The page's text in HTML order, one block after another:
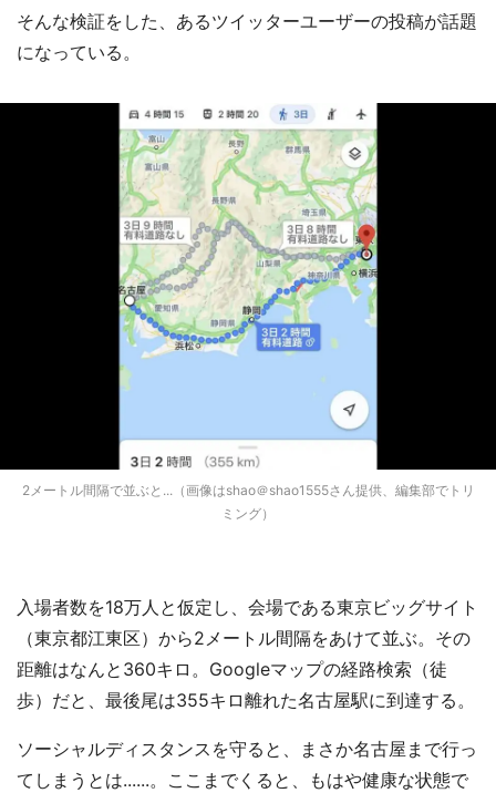
そんな検証をした、あるツイッターユーザーの投稿が話題
になっている。
2メートル間隔で並ぶと...（画像はshao＠shao1555さん提供、編集部でトリ
ミング）
入場者数を18万人と仮定し、会場である東京ビッグサイト
（東京都江東区）から2メートル間隔をあけて並ぶ。その
距離はなんと360キロ。Googleマップの経路検索（徒
歩）だと、最後尾は355キロ離れた名古屋駅に到達する。
ソーシャルディスタンスを守ると、まさか名古屋まで行っ
てしまうとは......。ここまでくると、もはや健康な状態で